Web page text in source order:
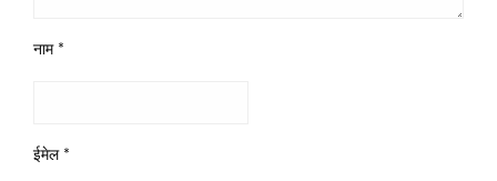
नाम *
ईमेल *